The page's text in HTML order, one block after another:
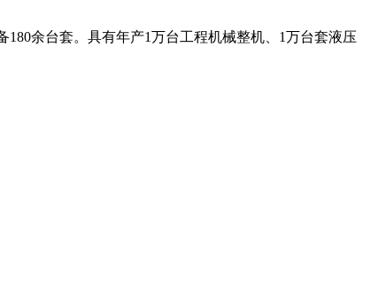
余台套。具有年产1万台工程机械整机、1万台套液压